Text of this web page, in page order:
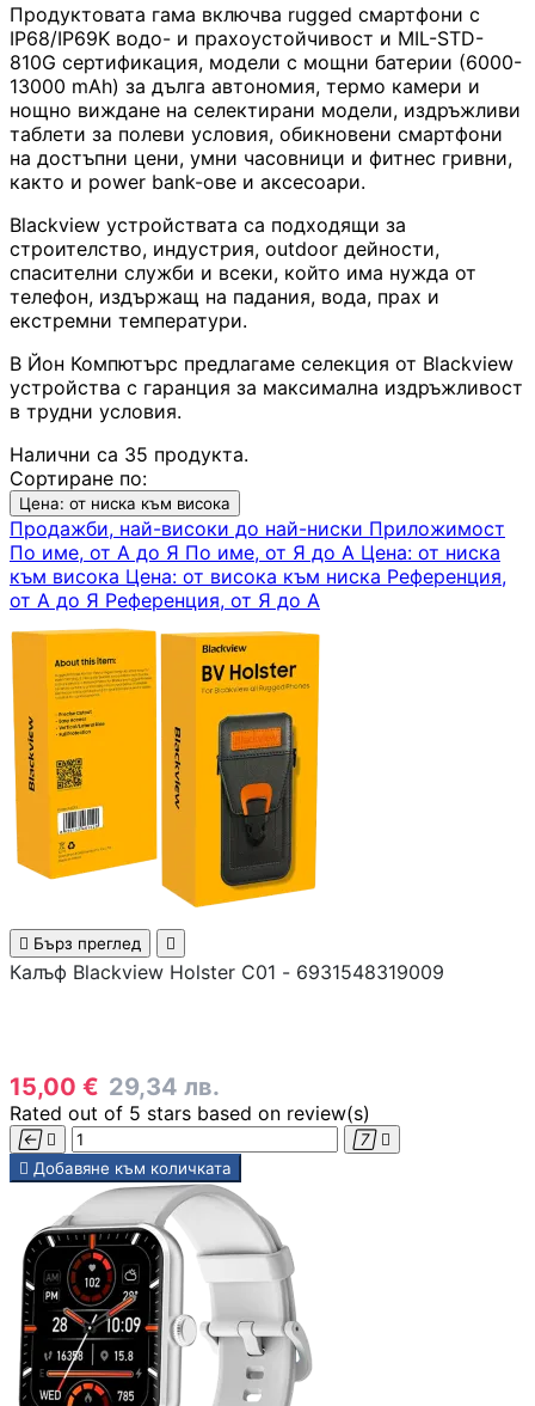
препарати и
аксесоари
Проектори
за проектори
Мултимедийни
плейъри
ЛАПТОПИ И
лаптопи

Процесори
Продуктовата гама включва rugged смартфони с
IP68/IP69K водо- и прахоустойчивост и MIL-STD-
810G сертификация, модели с мощни батерии (6000-
13000 mAh) за дълга автономия, термо камери и
нощно виждане на селектирани модели, издръжливи
таблети за полеви условия, обикновени смартфони
на достъпни цени, умни часовници и фитнес гривни,
както и power bank-ове и аксесоари.
Blackview устройствата са подходящи за
строителство, индустрия, outdoor дейности,
спасителни служби и всеки, който има нужда от
телефон, издържащ на падания, вода, прах и
екстремни температури.
В Йон Компютърс предлагаме селекция от Blackview
устройства с гаранция за максимална издръжливост
в трудни условия.
Налични са 35 продукта.
Сортиране по:
Цена: от ниска към висока
Продажби, най-високи до най-ниски Приложимост
По име, от А до Я По име, от Я до А Цена: от ниска
към висока Цена: от висока към ниска Референция,
от А до Я Референция, от Я до А
 Бърз преглед 
Калъф Blackview Holster C01 - 6931548319009
15,00 € 29,34 лв.
Rated out of 5 stars based on review(s)
   
 Добавяне към количката